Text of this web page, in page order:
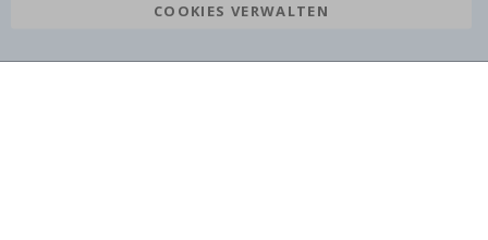
COOKIES VERWALTEN